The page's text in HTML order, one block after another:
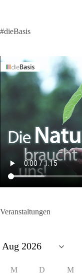
#dieBasis
Veranstaltungen
M D M